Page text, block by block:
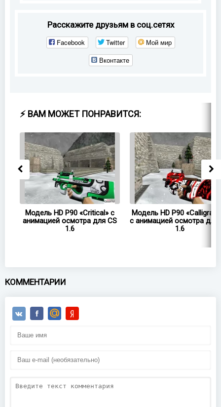
Расскажите друзьям в соц.сетях
Facebook Twitter
Мой мир
Вконтакте
⚡ ВАМ МОЖЕТ ПОНРАВИТСЯ:
Модель HD P90 «Critical» с
анимацией осмотра для CS
1.6
Модель HD P90
с анимацией осмотра для
1.6
КОММЕНТАРИИ